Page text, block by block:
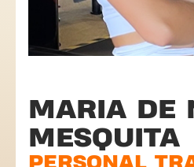
MARIA DE
MESQUITA